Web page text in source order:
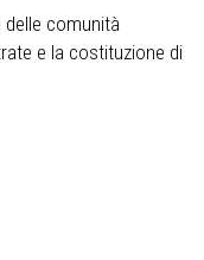
comunità
e la costituzione di